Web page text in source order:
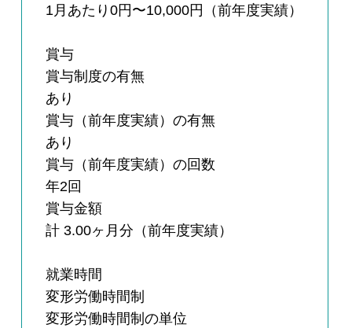
1月あたり0円〜10,000円（前年度実績）
賞与
賞与制度の有無
あり
賞与（前年度実績）の有無
あり
賞与（前年度実績）の回数
年2回
賞与金額
計 3.00ヶ月分（前年度実績）
就業時間
変形労働時間制
変形労働時間制の単位